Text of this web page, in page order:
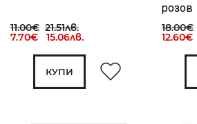
11.00€ 21.51лв.
7.70€ 15.06лв.
КУПИ
розов
18.00€